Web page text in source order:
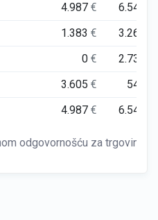
4.987€ 6.545
1.383€ 3.268
0€ 2.734
3.605€ 543
4.987€ 6.545
odgovornošću za trgovinu i